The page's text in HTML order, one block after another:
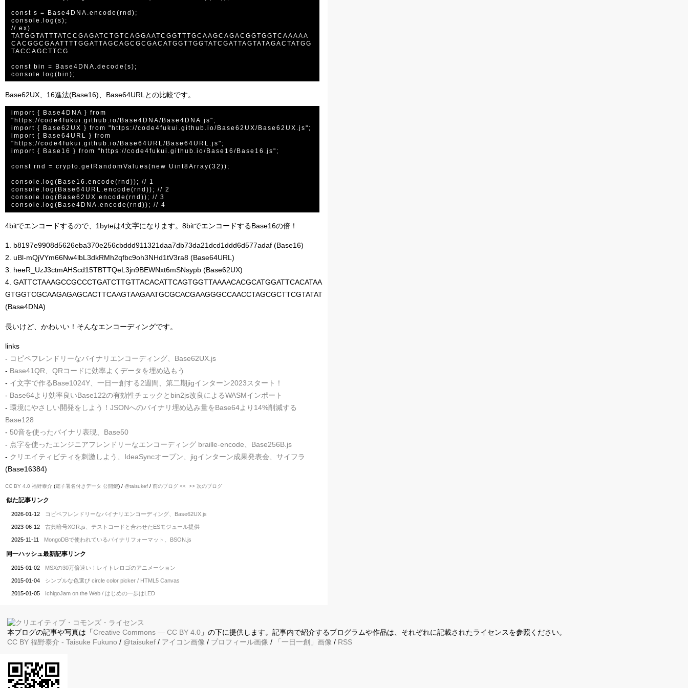
const s = Base4DNA.encode(rnd);
console.log(s);
// ex)
TATGGTATTTATCCGAGATCTGTCAGGAATCGGTTTGCAAGCAGACGGTGGTCAAAAA
CACGGCGAATTTTGGATTAGCAGCGCGACATGGTTGGTATCGATTAGTATAGACTATGG
TACCAGCTTCG
const bin = Base4DNA.decode(s);
Base62UX、16進法(Base16)、Base64URLとの比較です。
import { Base4DNA } from
"https://code4fukui.github.io/Base4DNA/Base4DNA.js";
import { Base62UX } from "https://code4fukui.github.io/Base62UX/Base62UX.js";
import { Base64URL } from
"https://code4fukui.github.io/Base64URL/Base64URL.js";
import { Base16 } from "https://code4fukui.github.io/Base16/Base16.js";
const rnd = crypto.getRandomValues(new Uint8Array(32));
console.log(Base16.encode(rnd)); // 1
console.log(Base64URL.encode(rnd)); // 2
console.log(Base62UX.encode(rnd)); // 3
4bitでエンコードするので、1byteは4文字になります。8bitでエンコードするBase16の倍！
1. b8197e9908d5626eba370e256cbddd911321daa7db73da21dcd1ddd6d577adaf (Base16)
2. uBl-mQjVYm66Nw4lbL3dkRMh2qfbc9oh3NHd1tV3ra8 (Base64URL)
3. heeR_UzJ3ctmAHScd15TBTTQeL3jn9BEWNxt6mSNsypb (Base62UX)
4. GATTCTAAAGCCGCCCTGATCTTGTTACACATTCAGTGGTTAAAACACGCATGGATTCACATAA
GTGGTCGCAAGAGAGCACTTCAAGTAAGAATGCGCACGAAGGGCCAACCTAGCGCTTCGTATAT
(Base4DNA)
長いけど、かわいい！そんなエンコーディングです。
links
- コピペフレンドリーなバイナリエンコーディング、Base62UX.js
- Base41QR、QRコードに効率よくデータを埋め込もう
- イ文字で作るBase1024Y、一日一創する2週間、第二期jigインターン2023スタート！
- Base64より効率良いBase122の有効性チェックとbin2js改良によるWASMインポート
- 環境にやさしい開発をしよう！JSONへのバイナリ埋め込み量をBase64より14%削減する
Base128
- 50音を使ったバイナリ表現、Base50
- 点字を使ったエンジニアフレンドリーなエンコーディング braille-encode、Base256B.js
- クリエイティビティを刺激しよう、IdeaSyncオープン、jigインターン成果発表会、サイフラ
(Base16384)
CC BY 4.0 福野泰介 (電子署名付きデータ 公開鍵) / @taisukef / 前のブログ << >> 次のブログ
似た記事リンク
2026-01-12 コピペフレンドリーなバイナリエンコーディング、Base62UX.js
2023-06-12 古典暗号XOR.js、テストコードと合わせたESモジュール提供
2025-11-11 MongoDBで使われているバイナリフォーマット、BSON.js
同一ハッシュ最新記事リンク
2015-01-02 MSXの30万倍速い！レイトレロゴのアニメーション
2015-01-04 シンプルな色選び circle color picker / HTML5 Canvas
2015-01-05 IchigoJam on the Web / はじめの一歩はLED
本ブログの記事や写真は「Creative Commons — CC BY 4.0 」の下に提供します。記事内で紹介するプログラムや作品は、それぞれに記載されたライセンスを参照ください。
CC BY 福野泰介 - Taisuke Fukuno / @taisukef / アイコン画像 / プロフィール画像 / 「一日一創」画像 / RSS